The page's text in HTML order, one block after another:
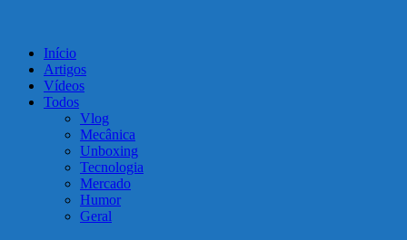
Início
Artigos
Vídeos
Todos
Vlog
Mecânica
Unboxing
Tecnologia
Mercado
Humor
Geral